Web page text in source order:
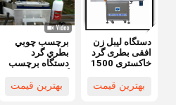
دستگاه لیبل زن
افقی بطری گرد
خاکستری 1500
میلی متر
بهترین قیمت
برچسب چوبي
بطري گرد
دستگاه برچسب
چسبنده 1 سال
گارانتي
بهترین قیمت